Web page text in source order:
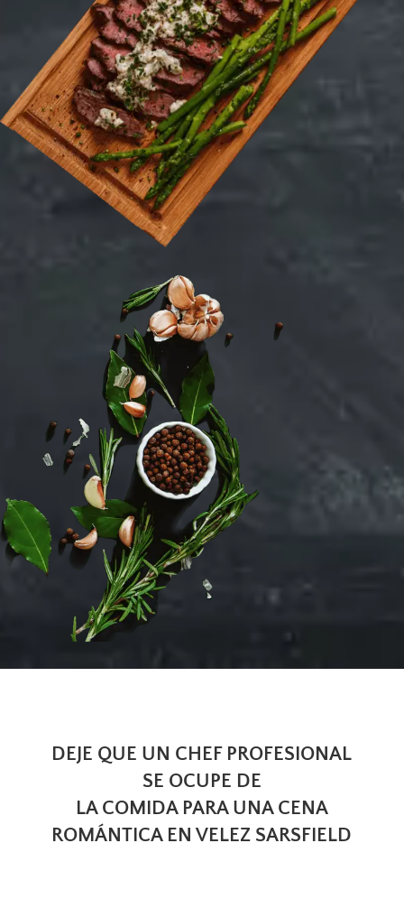
DEJE QUE UN CHEF PROFESIONAL
SE OCUPE DE
LA COMIDA PARA UNA CENA
ROMÁNTICA EN VELEZ SARSFIELD